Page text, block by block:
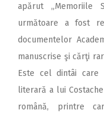
apărut „Memoriile
următoare a fost
documentelor
manuscrise şi cărţi
Este cel dintâi care
literară a lui
română, printre